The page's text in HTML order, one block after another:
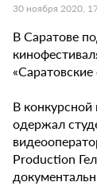
30 ноября 2020,
В Саратове
В
одержал
Production